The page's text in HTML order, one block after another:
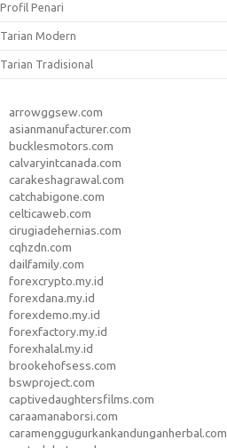
Profil Penari
Tarian Modern
Tarian Tradisional
arrowggsew.com
asianmanufacturer.com
bucklesmotors.com
calvaryintcanada.com
carakeshagrawal.com
catchabigone.com
celticaweb.com
cirugiadehernias.com
cqhzdn.com
dailfamily.com
forexcrypto.my.id
forexdana.my.id
forexdemo.my.id
forexfactory.my.id
forexhalal.my.id
brookehofsess.com
bswproject.com
captivedaughtersfilms.com
caraamanaborsi.com
caramenggugurkankandunganherbal.com